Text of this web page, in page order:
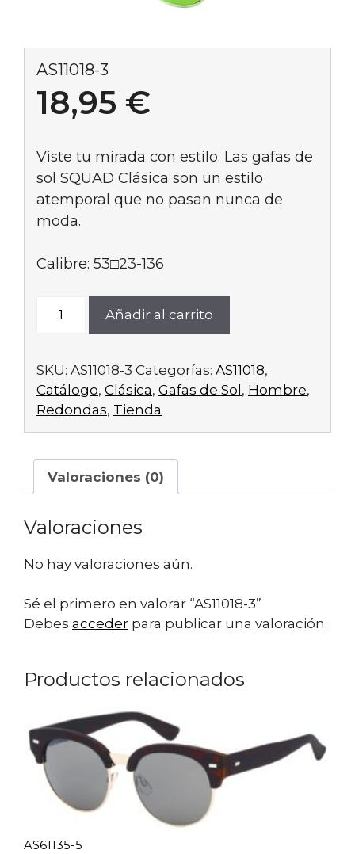
AS11018-3
18,95 €
Viste tu mirada con estilo. Las gafas de
sol SQUAD Clásica son un estilo
atemporal que no pasan nunca de
moda.
Calibre: 53□23-136
Añadir al carrito
SKU: AS11018-3 Categorías: AS11018,
Catálogo, Clásica, Gafas de Sol , Hombre,
Redondas, Tienda
Valoraciones (0)
Valoraciones
No hay valoraciones aún.
Sé el primero en valorar “AS11018-3”
Debes acceder para publicar una valoración.
Productos relacionados
AS61135-5